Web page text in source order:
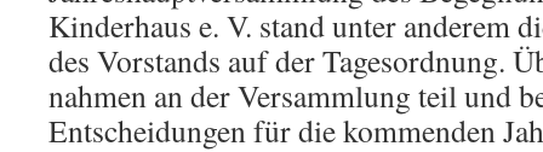
Kinderhaus e. V. stand unter anderem
des Vorstands auf der Tagesordnung.
nahmen an der Versammlung teil und
Entscheidungen für die kommenden